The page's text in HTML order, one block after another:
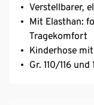
Verstellbarer,
Mit Elasthan:
Tragekomfort
Kinderhose
Gr. 110/116